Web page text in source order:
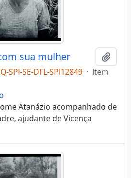
sua mulher
SPI-SE-DFL-SPI12849 · Item
Atanázio acompanhado de
ajudante de Vicença